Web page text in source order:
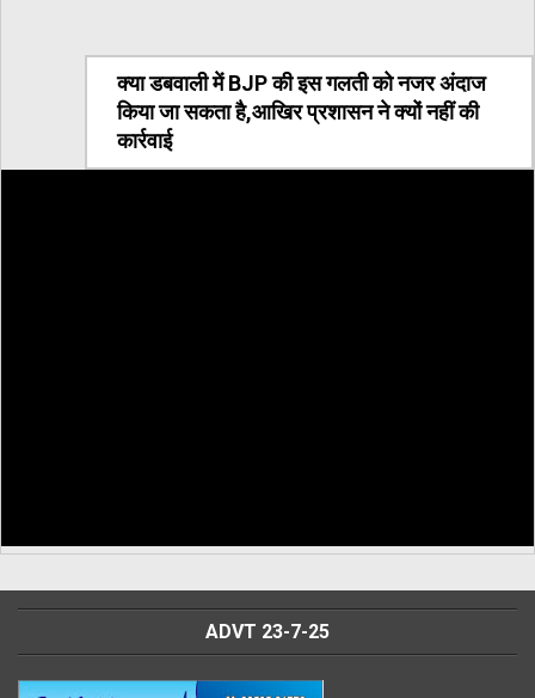
क्या डबवाली में BJP की इस गलती को नजर अंदाज
किया जा सकता है,आखिर प्रशासन ने क्यों नहीं की
कार्रवाई
ADVT 23-7-25